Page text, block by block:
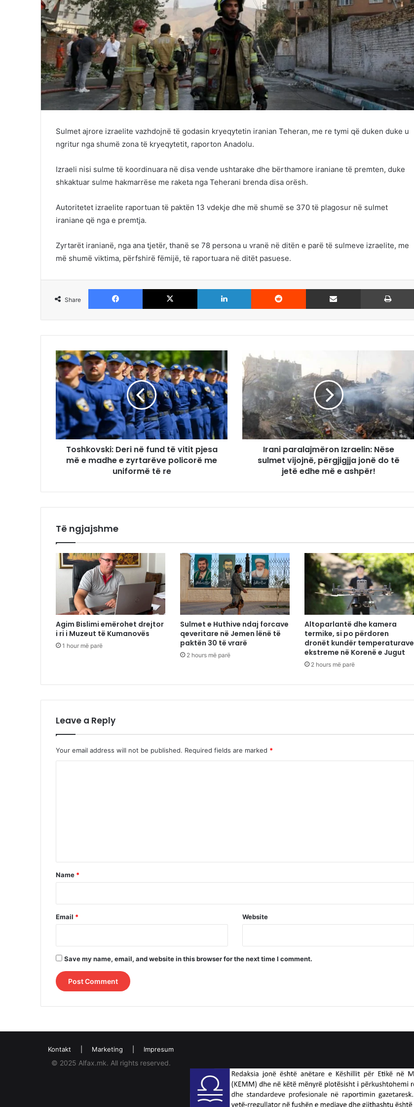
Sulmet ajrore izraelite vazhdojnë të godasin kryeqytetin iranian Teheran, me re tymi që duken duke u
ngritur nga shumë zona të kryeqytetit, raporton Anadolu.
Izraeli nisi sulme të koordinuara në disa vende ushtarake dhe bërthamore iraniane të premten, duke
shkaktuar sulme hakmarrëse me raketa nga Teherani brenda disa orësh.
Autoritetet izraelite raportuan të paktën 13 vdekje dhe më shumë se 370 të plagosur në sulmet
iraniane që nga e premtja.
Zyrtarët iranianë, nga ana tjetër, thanë se 78 persona u vranë në ditën e parë të sulmeve izraelite, me
më shumë viktima, përfshirë fëmijë, të raportuara në ditët pasuese.
Share
Facebook X LinkedIn Reddit Share via Email
Toshkovski: Deri në fund të vitit pjesa
më e madhe e zyrtarëve policorë me
uniformë të re
Irani paralajmëron Izraelin: Nëse
sulmet vijojnë, përgjigjja jonë do të
jetë edhe më e ashpër!
Të ngjajshme
Agim Bislimi emërohet drejtor
i ri i Muzeut të Kumanovës
1 hour më parë
Sulmet e Huthive ndaj forcave
qeveritare në Jemen lënë të
paktën 30 të vrarë
2 hours më parë
Altoparlantë dhe kamera
termike, si po përdoren
dronët kundër temperaturave
ekstreme në Korenë e Jugut
2 hours më parë
Leave a Reply
Your email address will not be published. Required fields are marked *
*
Name *
Email * Website
Save my name, email, and website in this browser for the next time I comment.
Kontakt Marketing Impresum
© 2025 Alfax.mk. All rights reserved.